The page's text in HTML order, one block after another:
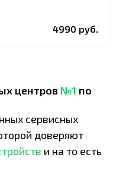
4990 руб.
центров №1 по
сервисных
доверяют
и на то есть